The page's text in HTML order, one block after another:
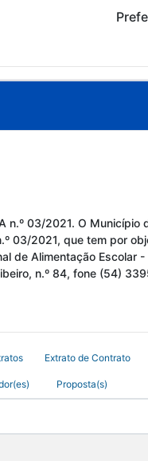
n.º 03/2021. O
03/2021, que tem por
de Alimentação
n.º 84, fone (54)
Extrato de Contrato
Proposta(s)